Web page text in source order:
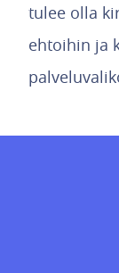
tulee olla
ehtoihin ja